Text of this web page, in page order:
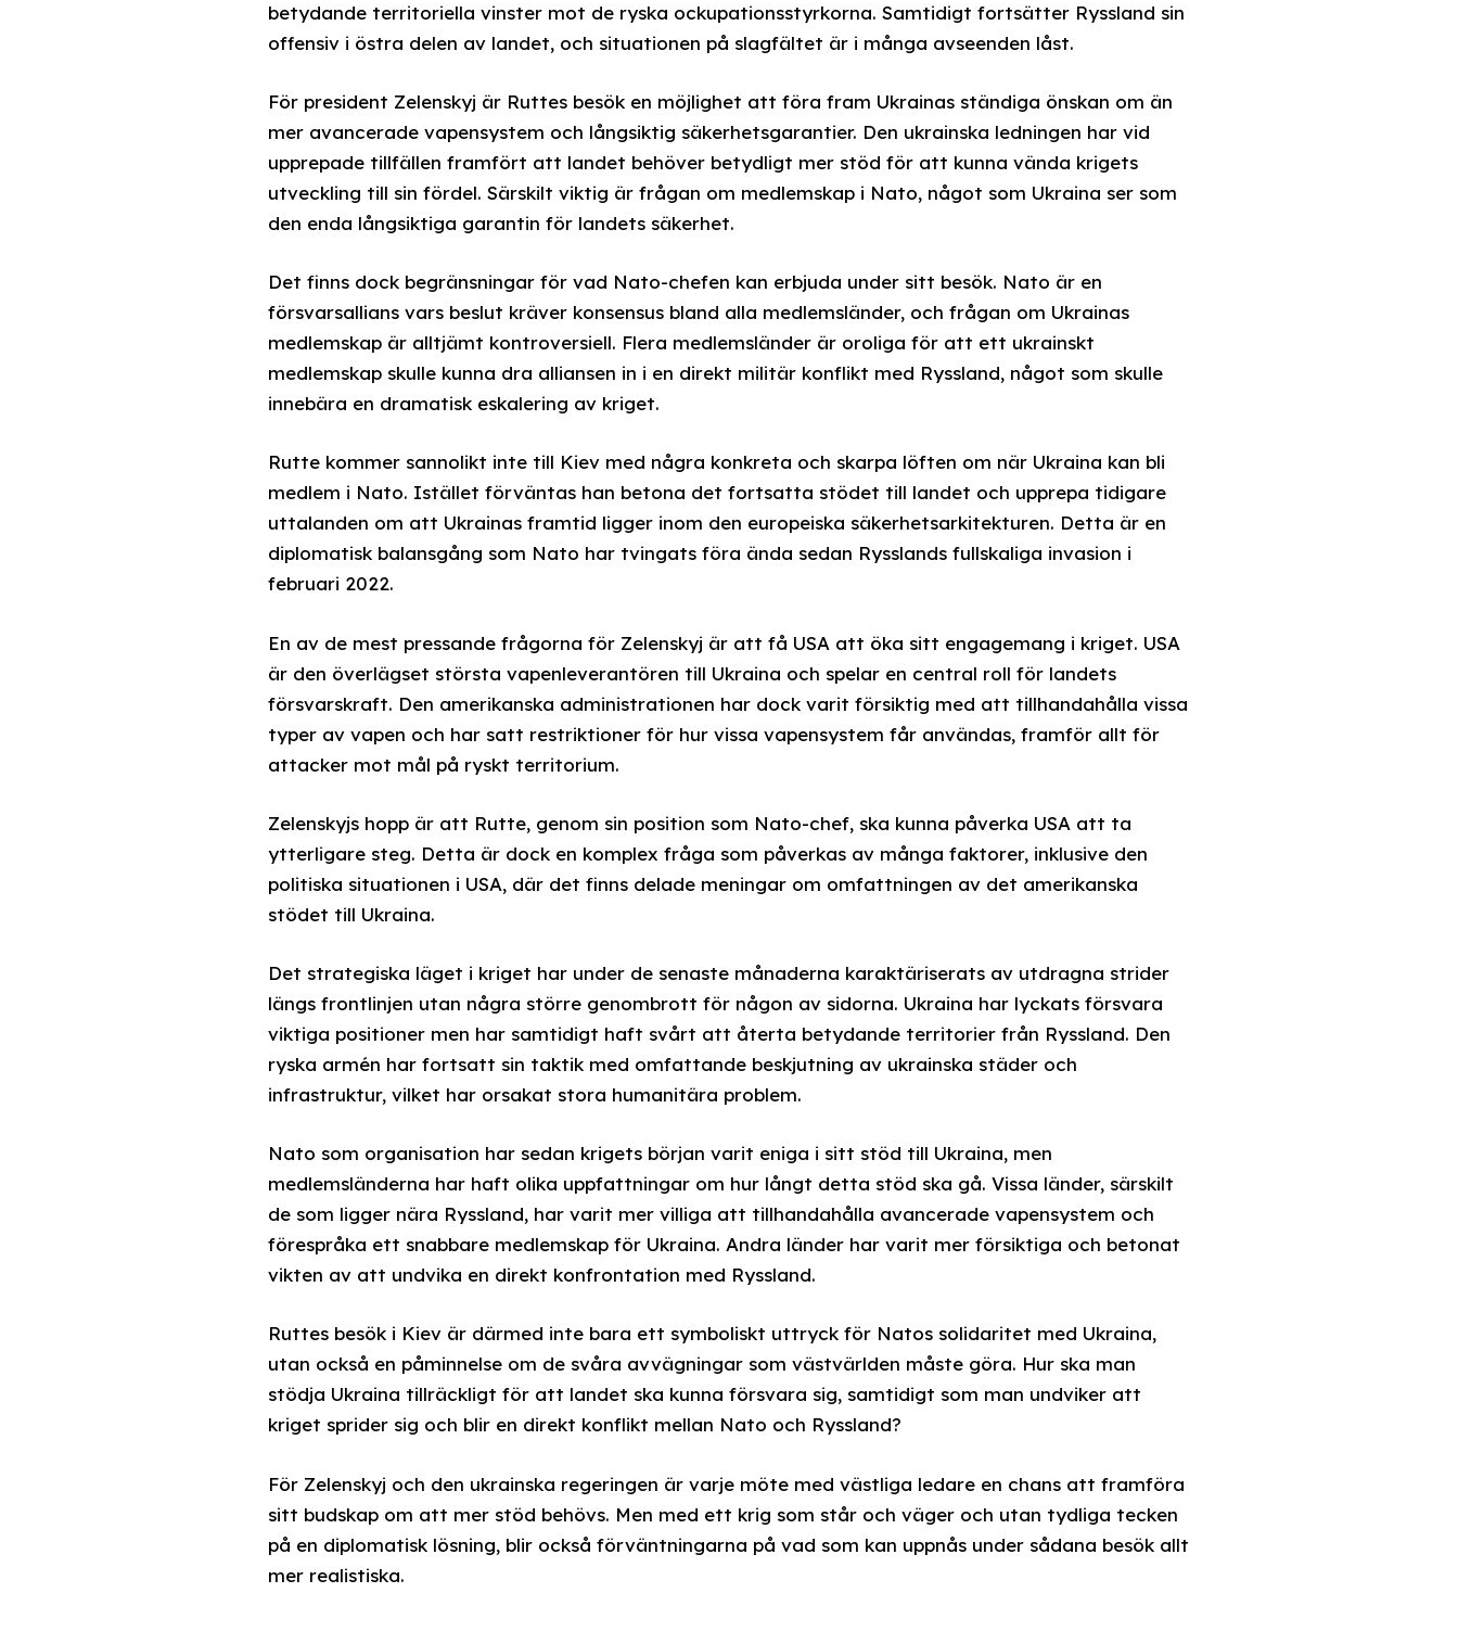
betydande territoriella vinster mot de ryska ockupationsstyrkorna. Samtidigt fortsätter Ryssland sin
offensiv i östra delen av landet, och situationen på slagfältet är i många avseenden låst.
För president Zelenskyj är Ruttes besök en möjlighet att föra fram Ukrainas ständiga önskan om än
mer avancerade vapensystem och långsiktig säkerhetsgarantier. Den ukrainska ledningen har vid
upprepade tillfällen framfört att landet behöver betydligt mer stöd för att kunna vända krigets
utveckling till sin fördel. Särskilt viktig är frågan om medlemskap i Nato, något som Ukraina ser som
den enda långsiktiga garantin för landets säkerhet.
Det finns dock begränsningar för vad Nato-chefen kan erbjuda under sitt besök. Nato är en
försvarsallians vars beslut kräver konsensus bland alla medlemsländer, och frågan om Ukrainas
medlemskap är alltjämt kontroversiell. Flera medlemsländer är oroliga för att ett ukrainskt
medlemskap skulle kunna dra alliansen in i en direkt militär konflikt med Ryssland, något som skulle
innebära en dramatisk eskalering av kriget.
Rutte kommer sannolikt inte till Kiev med några konkreta och skarpa löften om när Ukraina kan bli
medlem i Nato. Istället förväntas han betona det fortsatta stödet till landet och upprepa tidigare
uttalanden om att Ukrainas framtid ligger inom den europeiska säkerhetsarkitekturen. Detta är en
diplomatisk balansgång som Nato har tvingats föra ända sedan Rysslands fullskaliga invasion i
februari 2022.
En av de mest pressande frågorna för Zelenskyj är att få USA att öka sitt engagemang i kriget. USA
är den överlägset största vapenleverantören till Ukraina och spelar en central roll för landets
försvarskraft. Den amerikanska administrationen har dock varit försiktig med att tillhandahålla vissa
typer av vapen och har satt restriktioner för hur vissa vapensystem får användas, framför allt för
attacker mot mål på ryskt territorium.
Zelenskyjs hopp är att Rutte, genom sin position som Nato-chef, ska kunna påverka USA att ta
ytterligare steg. Detta är dock en komplex fråga som påverkas av många faktorer, inklusive den
politiska situationen i USA, där det finns delade meningar om omfattningen av det amerikanska
stödet till Ukraina.
Det strategiska läget i kriget har under de senaste månaderna karaktäriserats av utdragna strider
längs frontlinjen utan några större genombrott för någon av sidorna. Ukraina har lyckats försvara
viktiga positioner men har samtidigt haft svårt att återta betydande territorier från Ryssland. Den
ryska armén har fortsatt sin taktik med omfattande beskjutning av ukrainska städer och
infrastruktur, vilket har orsakat stora humanitära problem.
Nato som organisation har sedan krigets början varit eniga i sitt stöd till Ukraina, men
medlemsländerna har haft olika uppfattningar om hur långt detta stöd ska gå. Vissa länder, särskilt
de som ligger nära Ryssland, har varit mer villiga att tillhandahålla avancerade vapensystem och
förespråka ett snabbare medlemskap för Ukraina. Andra länder har varit mer försiktiga och betonat
vikten av att undvika en direkt konfrontation med Ryssland.
Ruttes besök i Kiev är därmed inte bara ett symboliskt uttryck för Natos solidaritet med Ukraina,
utan också en påminnelse om de svåra avvägningar som västvärlden måste göra. Hur ska man
stödja Ukraina tillräckligt för att landet ska kunna försvara sig, samtidigt som man undviker att
kriget sprider sig och blir en direkt konflikt mellan Nato och Ryssland?
För Zelenskyj och den ukrainska regeringen är varje möte med västliga ledare en chans att framföra
sitt budskap om att mer stöd behövs. Men med ett krig som står och väger och utan tydliga tecken
på en diplomatisk lösning, blir också förväntningarna på vad som kan uppnås under sådana besök allt
mer realistiska.